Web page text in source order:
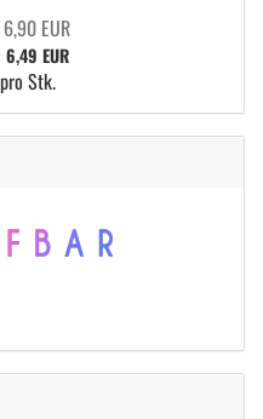
EUR
EUR
Stk.